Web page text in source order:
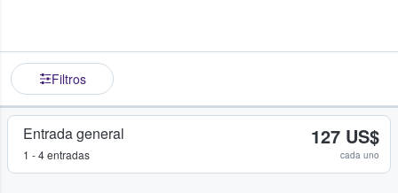
Filtros
Entrada general
1 - 4 entradas
127 US$
cada uno